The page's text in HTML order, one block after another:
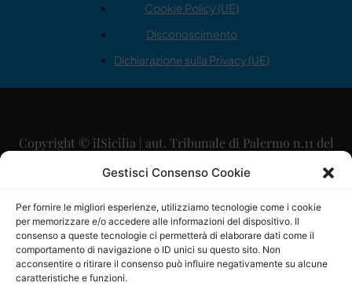
Gestisci Consenso Cookie
Per fornire le migliori esperienze, utilizziamo tecnologie come i cookie
per memorizzare e/o accedere alle informazioni del dispositivo. Il
consenso a queste tecnologie ci permetterà di elaborare dati come il
comportamento di navigazione o ID unici su questo sito. Non
acconsentire o ritirare il consenso può influire negativamente su alcune
caratteristiche e funzioni.
Cookie Policy (UE)
Disconoscimento
Dichiarazione sulla Privacy (UE)
Copyright © ilSicilia | aut. Tribunale di Palermo n.11 del
29/09/2015
Direttore Editoriale: Maurizio Scaglione
Direttore Responsabile: Maria Calabrese